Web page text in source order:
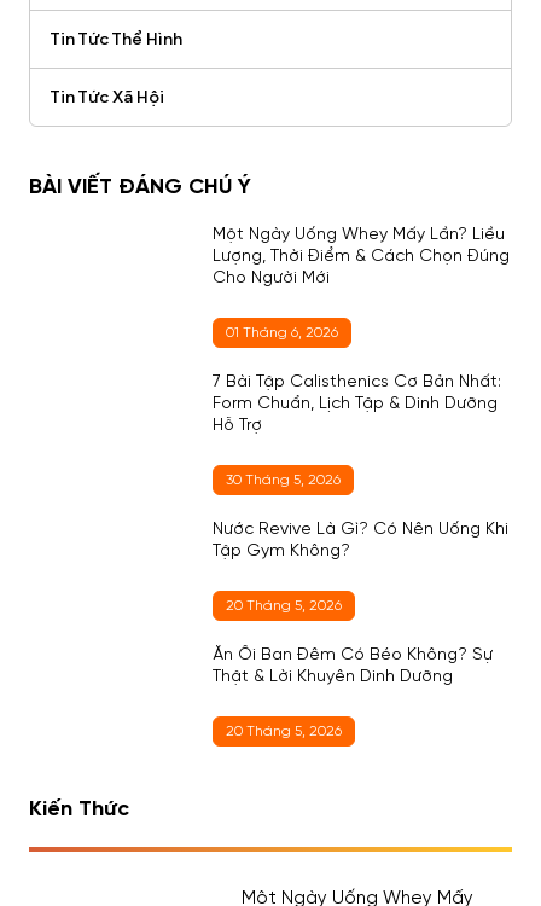
Tin Tức Thể Hình
Tin Tức Xã Hội
BÀI VIẾT ĐÁNG CHÚ Ý
Một Ngày Uống Whey Mấy Lần? Liều
Lượng, Thời Điểm & Cách Chọn Đúng
Cho Người Mới
01 Tháng 6, 2026
7 Bài Tập Calisthenics Cơ Bản Nhất:
Form Chuẩn, Lịch Tập & Dinh Dưỡng
Hỗ Trợ
30 Tháng 5, 2026
Nước Revive Là Gì? Có Nên Uống Khi
Tập Gym Không?
20 Tháng 5, 2026
Ăn Ổi Ban Đêm Có Béo Không? Sự
Thật & Lời Khuyên Dinh Dưỡng
20 Tháng 5, 2026
Kiến Thức
Một Ngày Uống Whey Mấy